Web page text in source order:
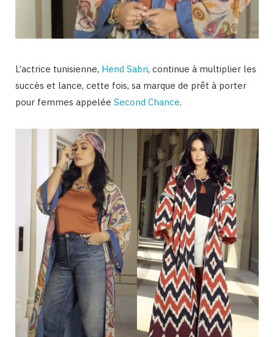
L’actrice tunisienne, Hend Sabri, continue à multiplier les
succès et lance, cette fois, sa marque de prêt à porter
pour femmes appelée Second Chance.